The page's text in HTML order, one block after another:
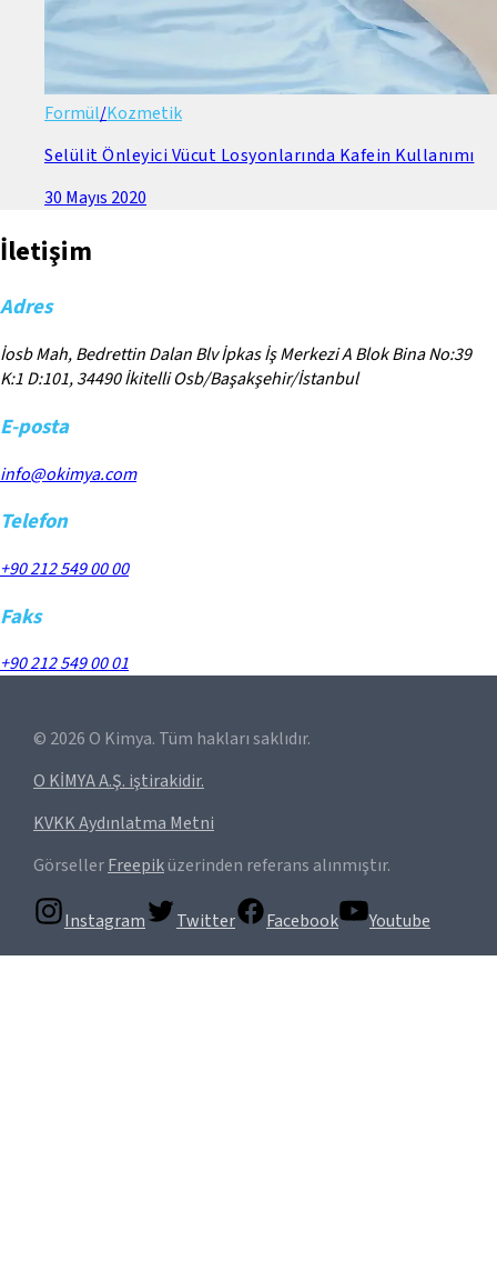
Formül/Kozmetik
Selülit Önleyici Vücut Losyonlarında Kafein Kullanımı
30 Mayıs 2020
İletişim
Adres
İosb Mah, Bedrettin Dalan Blv İpkas İş Merkezi A Blok Bina No:39
K:1 D:101, 34490 İkitelli Osb/Başakşehir/İstanbul
E-posta
info@okimya.com
Telefon
+90 212 549 00 00
Faks
+90 212 549 00 01
© 2026 O Kimya. Tüm hakları saklıdır.
O KİMYA A.Ş. iştirakidir.
KVKK Aydınlatma Metni
GörsellerFreepiküzerinden referans alınmıştır.
Instagram Twitter Facebook Youtube